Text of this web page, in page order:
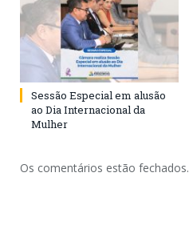
Sessão Especial em alusão
ao Dia Internacional da
Mulher
Os comentários estão fechados.